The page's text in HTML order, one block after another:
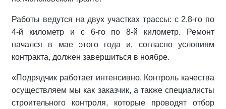
Работы ведутся на двух участках трассы: с 2,8-го по
4-й километр и с 6-го по 8-й километр. Ремонт
начался в мае этого года и, согласно условиям
контракта, должен завершиться в ноябре.
«Подрядчик работает интенсивно. Контроль качества
осуществляем мы как заказчик, а также специалисты
строительного контроля, которые проводят отбор